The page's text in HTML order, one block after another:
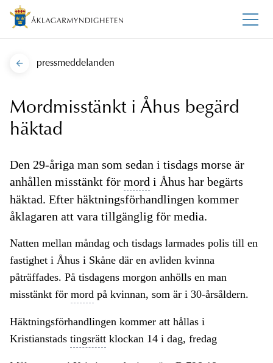
pressmeddelanden
Mordmisstänkt i Åhus begärd
häktad
Den 29-åriga man som sedan i tisdags morse är
anhållen misstänkt för mord i Åhus har begärts
häktad. Efter häktningsförhandlingen kommer
åklagaren att vara tillgänglig för media.
Natten mellan måndag och tisdags larmades polis till en
fastighet i Åhus i Skåne där en avliden kvinna
påträffades. På tisdagens morgon anhölls en man
misstänkt för mord på kvinnan, som är i 30-årsåldern.
Häktningsförhandlingen kommer att hållas i
Kristianstads tingsrätt klockan 14 i dag, fredag